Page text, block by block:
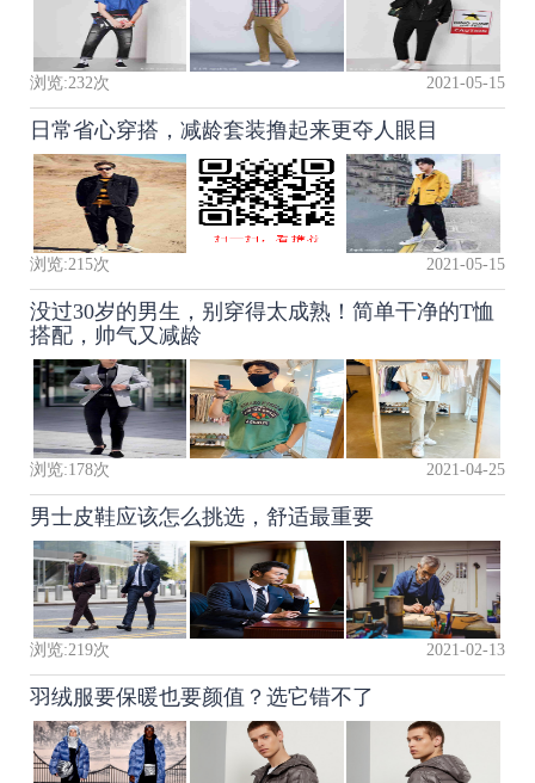
浏览:232次 2021-05-15
日常省心穿搭，减龄套装撸起来更夺人眼目
浏览:215次 2021-05-15
没过30岁的男生，别穿得太成熟！简单干净的T恤
搭配，帅气又减龄
浏览:178次 2021-04-25
男士皮鞋应该怎么挑选，舒适最重要
浏览:219次 2021-02-13
羽绒服要保暖也要颜值？选它错不了